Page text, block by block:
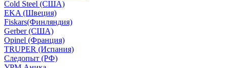
Cold Steel (США)
EKA (Швеция)
Fiskars(Финляндия)
Gerber (США)
Opinel (Франция)
TRUPER (Испания)
Следопыт (РФ)